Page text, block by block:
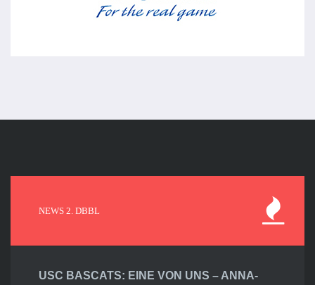
NEWS 2. DBBL
USC BASCATS: EINE VON UNS – ANNA-